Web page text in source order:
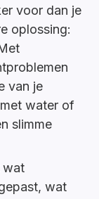
voor dan je
oplossing:
van je
water of
slimme
wat
wat